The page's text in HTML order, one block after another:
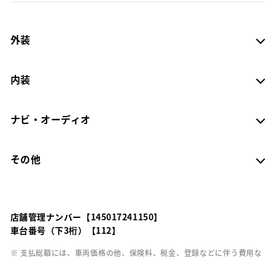
外装
内装
ナビ・オーディオ
その他
店舗管理ナンバー【145017241150】
車台番号（下3桁）【112】
※ 支払総額には、車両価格の他、保険料、税金、登録などに伴う費用な